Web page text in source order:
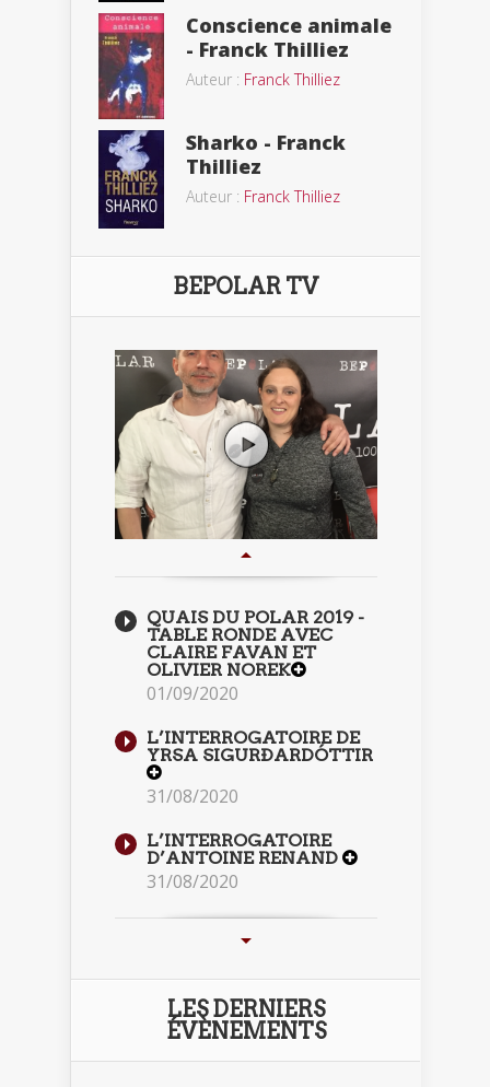
Conscience animale
- Franck Thilliez
Auteur : Franck Thilliez
Sharko - Franck
Thilliez
Auteur : Franck Thilliez
BEPOLAR TV
QUAIS DU POLAR 2019 -
TABLE RONDE AVEC
CLAIRE FAVAN ET
OLIVIER NOREK
01/09/2020
L’INTERROGATOIRE DE
YRSA SIGURÐARDÓTTIR
31/08/2020
L’INTERROGATOIRE
D’ANTOINE RENAND
31/08/2020
LES DERNIERS
ÉVÈNEMENTS